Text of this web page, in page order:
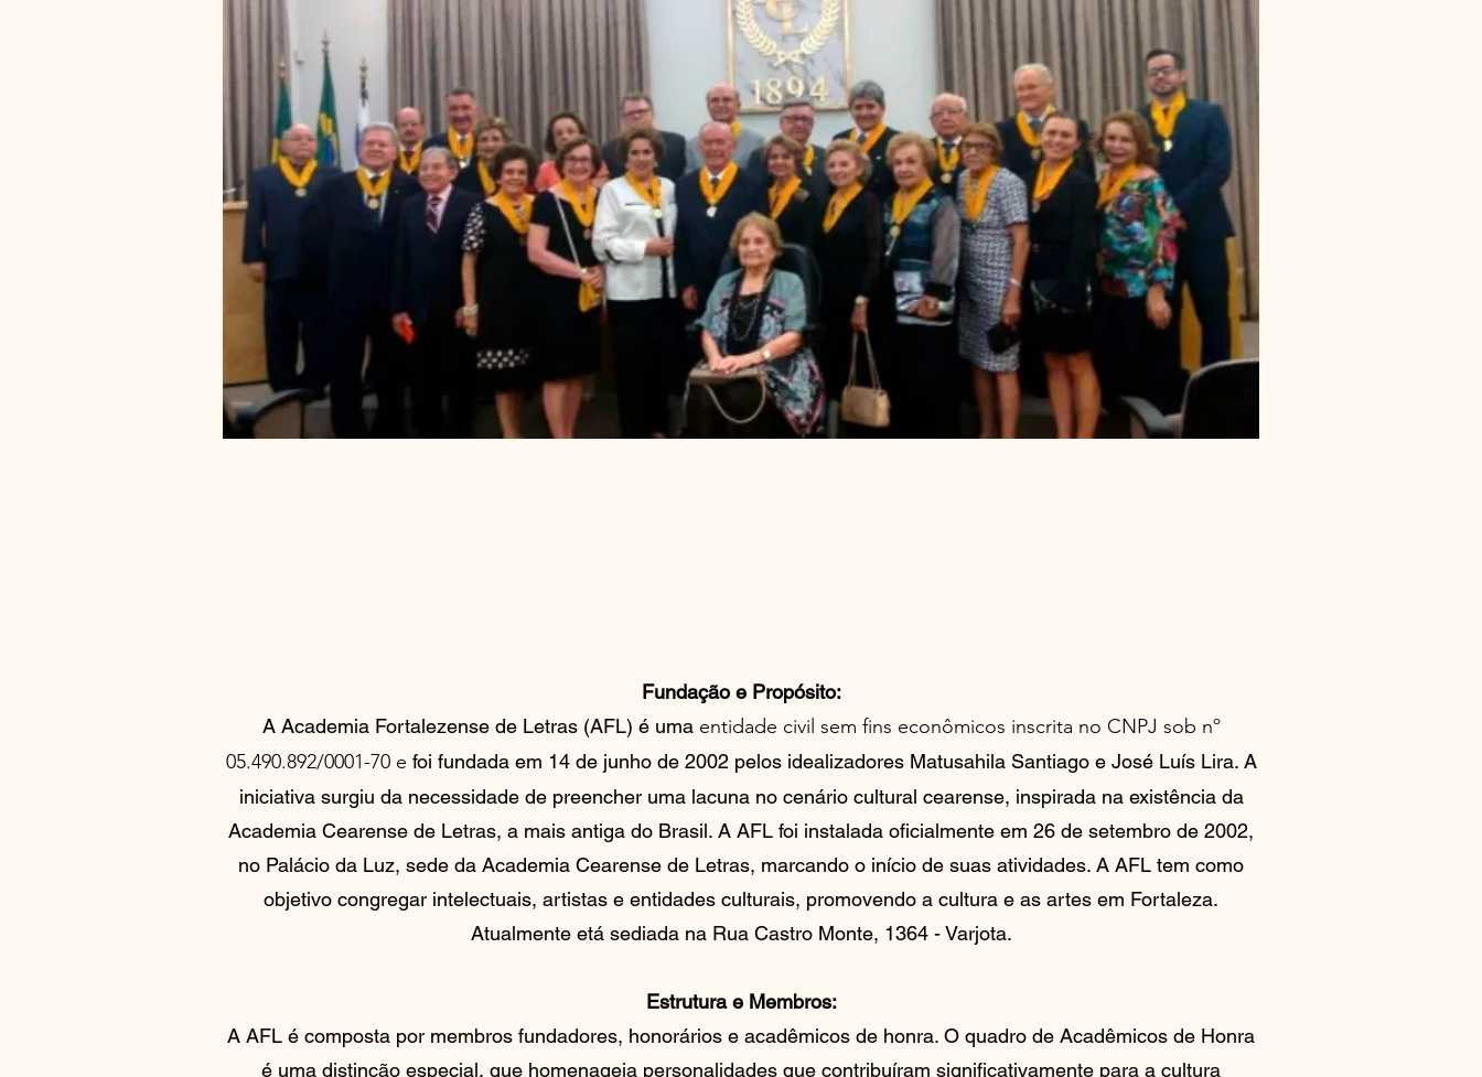
Fundação e Propósito:
A Academia Fortalezense de Letras (AFL) é uma entidade civil sem fins econômicos inscrita no CNPJ sob nº
05.490.892/0001-70 e foi fundada em 14 de junho de 2002 pelos idealizadores Matusahila Santiago e José Luís Lira. A
iniciativa surgiu da necessidade de preencher uma lacuna no cenário cultural cearense, inspirada na existência da
Academia Cearense de Letras, a mais antiga do Brasil. A AFL foi instalada oficialmente em 26 de setembro de 2002,
no Palácio da Luz, sede da Academia Cearense de Letras, marcando o início de suas atividades. A AFL tem como
objetivo congregar intelectuais, artistas e entidades culturais, promovendo a cultura e as artes em Fortaleza.
Atualmente etá sediada na Rua Castro Monte, 1364 - Varjota.
Estrutura e Membros:
A AFL é composta por membros fundadores, honorários e acadêmicos de honra. O quadro de Acadêmicos de Honra
é uma distinção especial, que homenageia personalidades que contribuíram significativamente para a cultura